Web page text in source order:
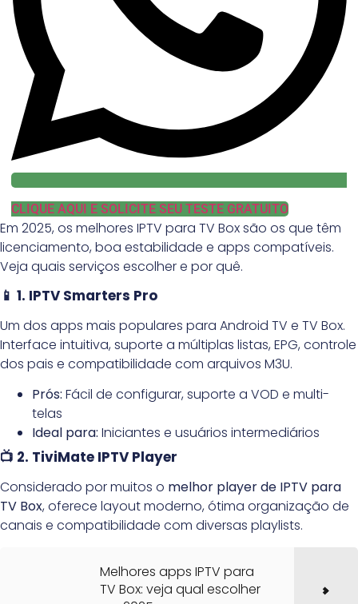
CLIQUE AQUI E SOLICITE SEU TESTE GRATUITO
Em 2025, os melhores IPTV para TV Box são os que têm
licenciamento, boa estabilidade e apps compatíveis.
Veja quais serviços escolher e por quê.
📱 1. IPTV Smarters Pro
Um dos apps mais populares para Android TV e TV Box.
Interface intuitiva, suporte a múltiplas listas, EPG, controle
dos pais e compatibilidade com arquivos M3U.
Prós: Fácil de configurar, suporte a VOD e multi-
telas
Ideal para: Iniciantes e usuários intermediários
📺 2. TiviMate IPTV Player
Considerado por muitos o melhor player de IPTV para
TV Box, oferece layout moderno, ótima organização de
canais e compatibilidade com diversas playlists.
Melhores apps IPTV para
TV Box: veja qual escolher